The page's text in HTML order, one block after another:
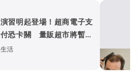
演習明起登場！超商電子支
付恐卡關 量販超市將暫停
營業
生活